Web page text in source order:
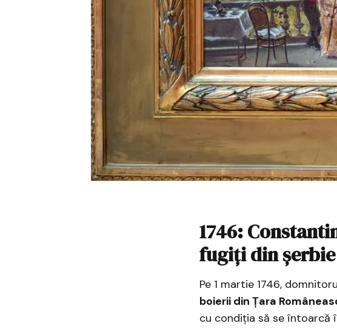
1746:
fugiți din șerbie
Pe 1 martie 1746,
boierii din Țara
cu condiția să se întoarcă